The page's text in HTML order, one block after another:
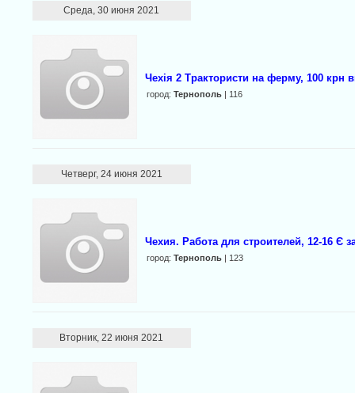
Среда, 30 июня 2021
Чехія 2 Трактористи на ферму, 100 крн
город: Тернополь| 116
Четверг, 24 июня 2021
Чехия. Работа для строителей, 12-16 Є
город: Тернополь| 123
Вторник, 22 июня 2021